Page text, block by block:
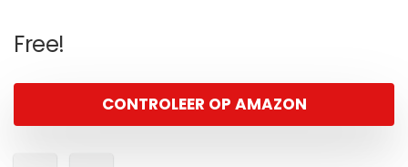
Free!
CONTROLEER OP AMAZON